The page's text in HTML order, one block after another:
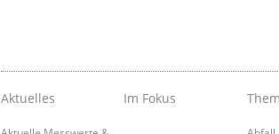
Aktuelles Im Fokus